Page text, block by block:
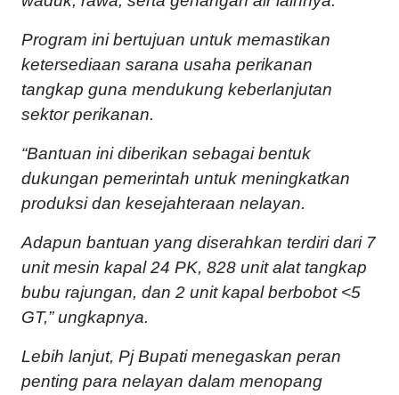
Program ini bertujuan untuk memastikan
ketersediaan sarana usaha perikanan
tangkap guna mendukung keberlanjutan
sektor perikanan.
“Bantuan ini diberikan sebagai bentuk
dukungan pemerintah untuk meningkatkan
produksi dan kesejahteraan nelayan.
Adapun bantuan yang diserahkan terdiri dari 7
unit mesin kapal 24 PK, 828 unit alat tangkap
bubu rajungan, dan 2 unit kapal berbobot <5
GT,” ungkapnya.
Lebih lanjut, Pj Bupati menegaskan peran
penting para nelayan dalam menopang